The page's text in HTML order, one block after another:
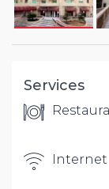
Services
Internet